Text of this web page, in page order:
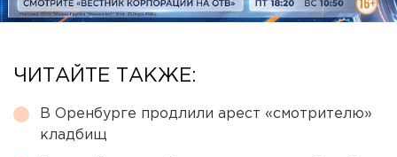
ЧИТАЙТЕ ТАКЖЕ:
В Оренбурге продлили арест «смотрителю»
кладбищ